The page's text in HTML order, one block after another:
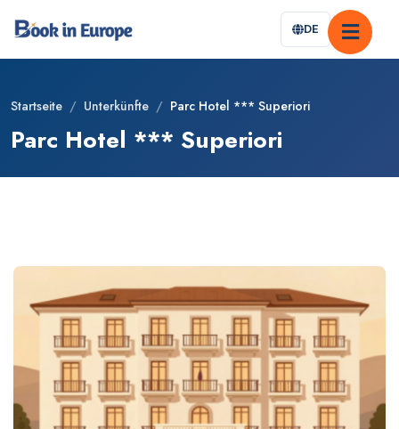
DE
Startseite / Unterkünfte / Parc Hotel *** Superiori
Parc Hotel *** Superiori